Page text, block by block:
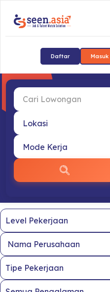
Daftar Masuk
Nama Perusahaan